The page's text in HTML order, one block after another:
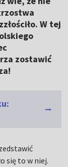
W tej
zostawić
się to w niej.